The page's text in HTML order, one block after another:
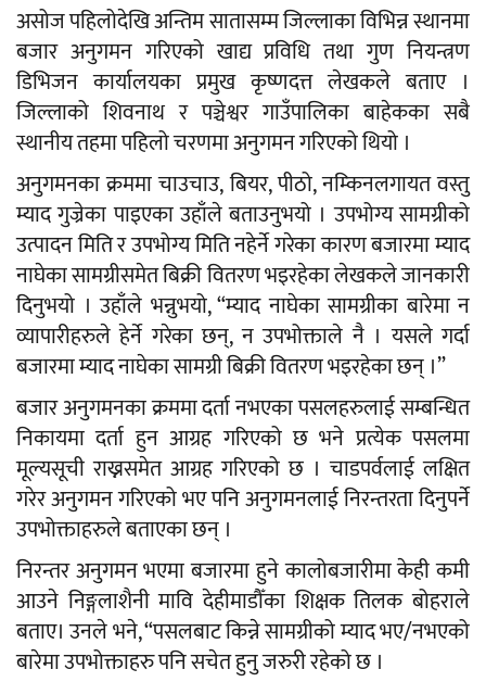
असोज पहिलोदेखि अन्तिम सातासम्म जिल्लाका विभिन्न स्थानमा
बजार अनुगमन गरिएको खाद्य प्रविधि तथा गुण नियन्त्रण
डिभिजन कार्यालयका प्रमुख कृष्णदत्त लेखकले बताए ।
जिल्लाको शिवनाथ र पञ्चेश्वर गाउँपालिका बाहेकका सबै
स्थानीय तहमा पहिलो चरणमा अनुगमन गरिएको थियो ।
अनुगमनका क्रममा चाउचाउ, बियर, पीठो, नम्किनलगायत वस्तु
म्याद गुज्रेका पाइएका उहाँले बताउनुभयो । उपभोग्य सामग्रीको
उत्पादन मिति र उपभोग्य मिति नहेर्ने गरेका कारण बजारमा म्याद
नाघेका सामग्रीसमेत बिक्री वितरण भइरहेका लेखकले जानकारी
दिनुभयो । उहाँले भन्नुभयो, “म्याद नाघेका सामग्रीका बारेमा न
व्यापारीहरुले हेर्ने गरेका छन्, न उपभोक्ताले नै । यसले गर्दा
बजारमा म्याद नाघेका सामग्री बिक्री वितरण भइरहेका छन् ।”
बजार अनुगमनका क्रममा दर्ता नभएका पसलहरुलाई सम्बन्धित
निकायमा दर्ता हुन आग्रह गरिएको छ भने प्रत्येक पसलमा
मूल्यसूची राख्नसमेत आग्रह गरिएको छ । चाडपर्वलाई लक्षित
गरेर अनुगमन गरिएको भए पनि अनुगमनलाई निरन्तरता दिनुपर्ने
उपभोक्ताहरुले बताएका छन् ।
निरन्तर अनुगमन भएमा बजारमा हुने कालोबजारीमा केही कमी
आउने निङ्गलाशैनी मावि देहीमाडौँका शिक्षक तिलक बोहराले
बताए। उनले भने, “पसलबाट किन्ने सामग्रीको म्याद भए/नभएको
बारेमा उपभोक्ताहरु पनि सचेत हुनु जरुरी रहेको छ ।